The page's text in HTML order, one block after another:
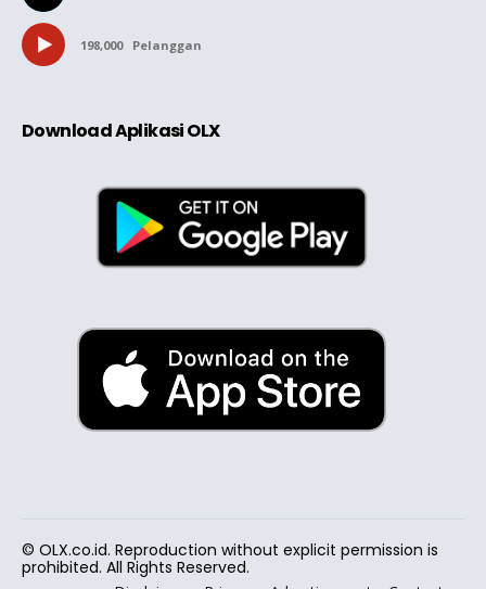
198,000 Pelanggan
Download Aplikasi OLX
© OLX.co.id. Reproduction without explicit permission is
prohibited. All Rights Reserved.